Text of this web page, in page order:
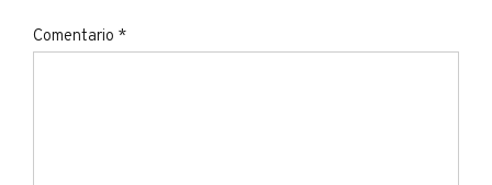
Comentario *